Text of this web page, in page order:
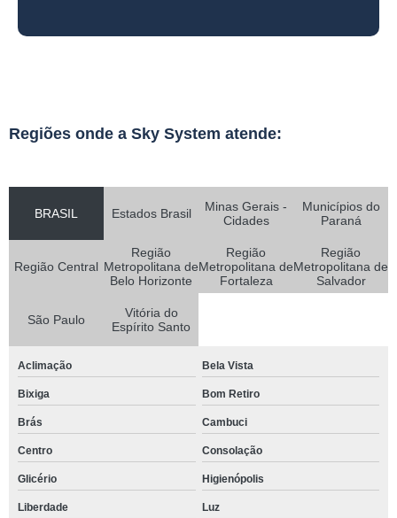
Regiões onde a Sky System atende:
BRASIL Estados Brasil
Minas Gerais -
Cidades
Municípios do
Paraná
Região Central
Região
Metropolitana de
Belo Horizonte
Região
Metropolitana de
Fortaleza
Região
Metropolitana de
Salvador
São Paulo
Vitória do
Espírito Santo
Aclimação Bela Vista
Bixiga Bom Retiro
Brás Cambuci
Centro Consolação
Glicério Higienópolis
Liberdade Luz